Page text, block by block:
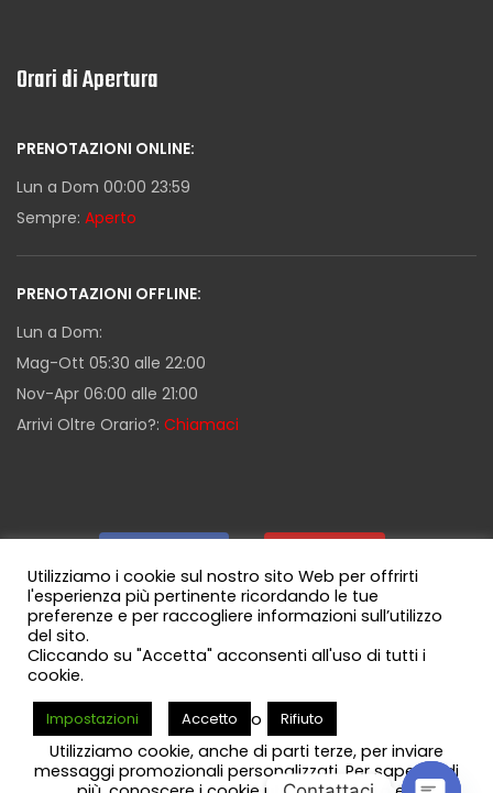
Orari di Apertura
PRENOTAZIONI ONLINE:
Lun a Dom 00:00 23:59
Sempre: Aperto
PRENOTAZIONI OFFLINE:
Lun a Dom:
Mag-Ott 05:30 alle 22:00
Nov-Apr 06:00 alle 21:00
Arrivi Oltre Orario?: Chiamaci
Guida Milazzo | Canale WhatsApp
© Copyright 2017 - 2026Mylae Parking - Milazzo
Mylae Group Srls | Sviluppato daiMB
Utilizziamo i cookie sul nostro sito Web per offrirti
l'esperienza più pertinente ricordando le tue
preferenze e per raccogliere informazioni sull’utilizzo
del sito.
Cliccando su "Accetta" acconsenti all'uso di tutti i
cookie.
Impostazioni Accetto o Rifiuto
Utilizziamo cookie, anche di parti terze, per inviare
messaggi promozionali personalizzati. Per saperne di